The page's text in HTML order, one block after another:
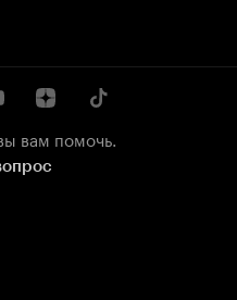
вам помочь.